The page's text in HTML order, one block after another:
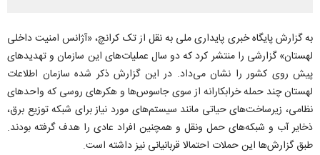
به گزارش پایگاه خبری پایداری ملی به نقل از تک کرانچ، «آژانس امنیت داخلی
لهستان» گزارشی را منتشر کرد که دو سال عملیات‌های این سازمان و تهدید‌های
پیش روی کشور را نشان می‌داد. در این گزارش ذکر شده سازمان اطلاعات
لهستان چند حمله خرابکارانه از سوی جاسوس‌ها و هکر‌های روسی که واحد‌های
نظامی، زیرساخت‌های حیاتی مانند سیستم‌های مورد نیاز برای شبکه توزیع برق،
ذخایر آب و شبکه‌های حمل ونقل و همچنین افراد عادی را هدف گرفته بودند.
طبق گزارش‌ها این حملات احتمالا قربانیانی نیز داشته است.